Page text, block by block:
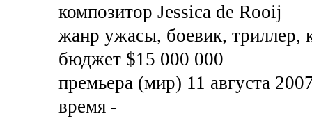
композитор Jessica de Rooij
жанр ужасы, боевик, триллер,
бюджет $15 000 000
премьера (мир) 11 августа
время -